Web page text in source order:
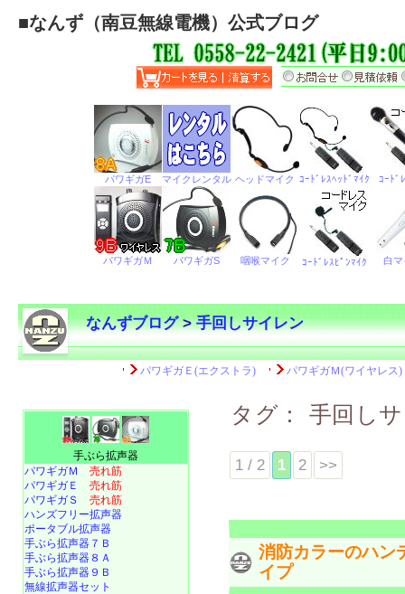
■なんず（南豆無線電機）公式ブログ
なんずブログ>手回しサイレン
タグ： 手回し
1 / 2 1 2 >>
消防カラーのハン
イプ
手ぶら拡声器
パワギガＭ 売れ筋
パワギガＥ 売れ筋
パワギガＳ 売れ筋
ハンズフリー拡声器
ポータブル拡声器
手ぶら拡声器７Ｂ
手ぶら拡声器８Ａ
手ぶら拡声器９Ｂ
無線拡声器セット